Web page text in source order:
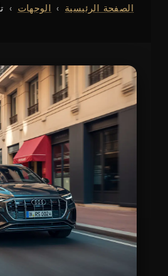
الصفحة الرئيسية الوجهات